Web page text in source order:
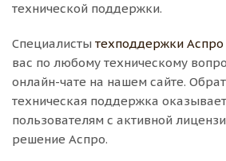
технической поддержки.
Специалисты техподдержки Аспро
вас по любому техническому
онлайн-чате на нашем сайте.
техническая поддержка
пользователям с активной
решение Аспро.